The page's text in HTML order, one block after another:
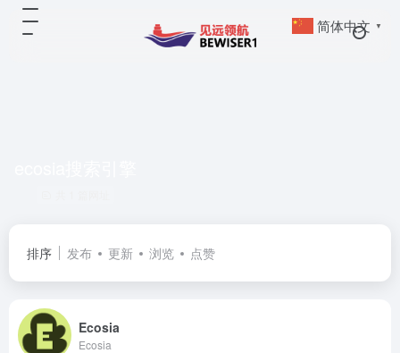
排序 发布 更新 浏览 点赞
Ecosia
Ecosia
简体中文 ▼